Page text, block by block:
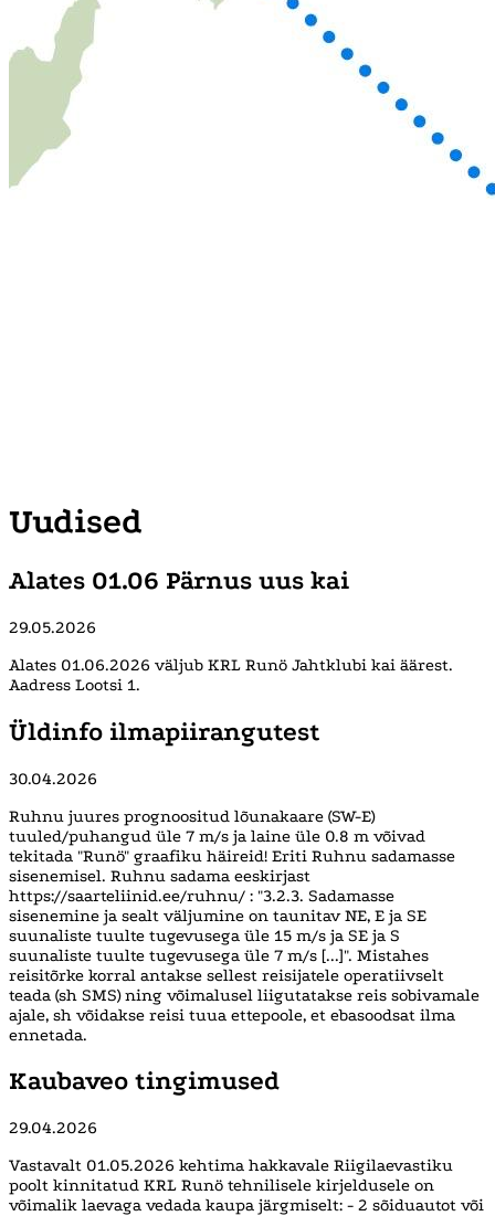
Uudised
Alates 01.06 Pärnus uus kai
29.05.2026
Alates 01.06.2026 väljub KRL Runö Jahtklubi kai äärest.
Aadress Lootsi 1.
Üldinfo ilmapiirangutest
30.04.2026
Ruhnu juures prognoositud lõunakaare (SW-E)
tuuled/puhangud üle 7 m/s ja laine üle 0.8 m võivad
tekitada "Runö" graafiku häireid! Eriti Ruhnu sadamasse
sisenemisel. Ruhnu sadama eeskirjast
https://saarteliinid.ee/ruhnu/ : "3.2.3. Sadamasse
sisenemine ja sealt väljumine on taunitav NE, E ja SE
suunaliste tuulte tugevusega üle 15 m/s ja SE ja S
suunaliste tuulte tugevusega üle 7 m/s [...]". Mistahes
reisitõrke korral antakse sellest reisijatele operatiivselt
teada (sh SMS) ning võimalusel liigutatakse reis sobivamale
ajale, sh võidakse reisi tuua ettepoole, et ebasoodsat ilma
ennetada.
Kaubaveo tingimused
29.04.2026
Vastavalt 01.05.2026 kehtima hakkavale Riigilaevastiku
poolt kinnitatud KRL Runö tehnilisele kirjeldusele on
võimalik laevaga vedada kaupa järgmiselt: - 2 sõiduautot või